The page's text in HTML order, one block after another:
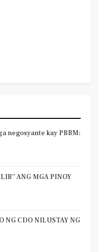
negosyante kay PBBM:
ANG MGA PINOY
NG CDO NILUSTAY NG